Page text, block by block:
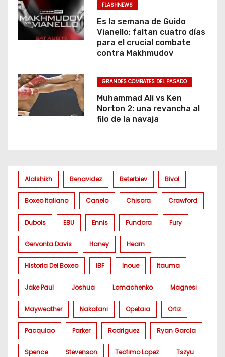
FLASHNEWS
Es la semana de Guido
Vianello: faltan cuatro días
para el crucial combate
contra Makhmudov
GRANDES COMBATES DEL PASADO
Muhammad Ali vs Ken
Norton 2: una revancha al
filo de la navaja
Alalshikh Benavidez Beterbiev Bivol
Boxeo Italiano Canelo Chisora Crawford
Dubois EBU Ennis Fundora Fury
Gervonta Davis Haney Hearn
Historia Del Boxeo IBF Inoue Itauma
Jake Paul Joshua Lomachenko Magnesi
Mayweather Nakatani Opetaia Ortiz
Pacquiao Parker Rodriguez Ryan Garcia
Spence Stevenson Teofimo Lopez Tszyu